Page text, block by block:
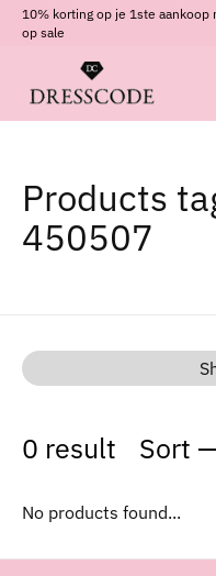
10% korting op je 1ste
op sale
Products
450507
0 result Sort
No products found...